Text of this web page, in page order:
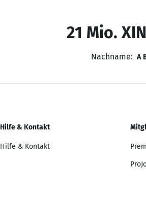
21 Mio.
Nachname: A
Hilfe & Kontakt
Hilfe & Kontakt